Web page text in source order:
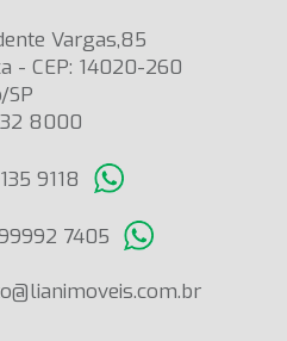
Vargas,85
- CEP: 14020-260
SP
8000
9118
7405